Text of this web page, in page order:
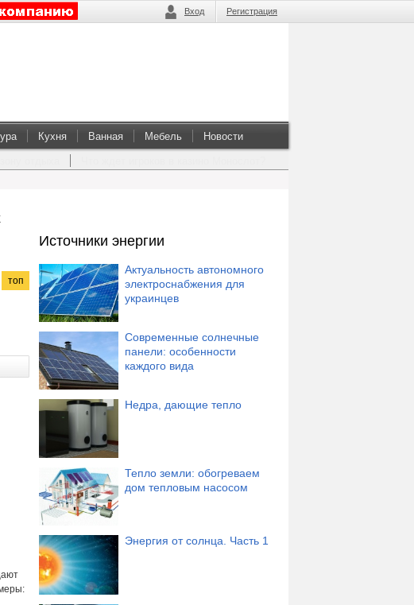
Вход Регистрация
Кухня Ванная Мебель Новости
топ
Источники энергии
Актуальность автономного
электроснабжения для
украинцев
Современные солнечные
панели: особенности
каждого вида
Недра, дающие тепло
Тепло земли: обогреваем
дом тепловым насосом
Энергия от солнца. Часть 1